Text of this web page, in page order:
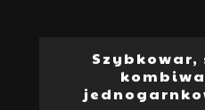
Szybkowar,